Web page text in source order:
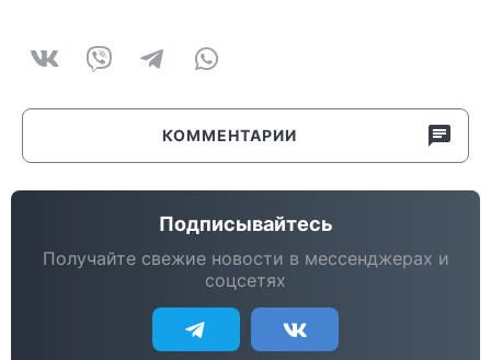
КОММЕНТАРИИ
Подписывайтесь
Получайте свежие новости в мессенджерах и
соцсетях